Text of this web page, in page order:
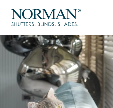
製品紹介
製品の選び方